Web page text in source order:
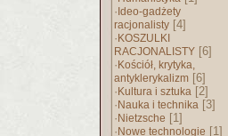
· Ideo-gadżety
racjonalisty [4]
· KOSZULKI
RACJONALISTY [6]
· Kościół, krytyka,
antyklerykalizm [6]
· Kultura i sztuka [2]
· Nauka i technika [3]
· Nietzsche [1]
· Nowe technologie [1]